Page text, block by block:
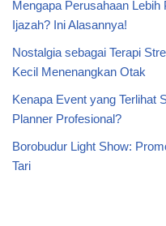
Mengapa Perusahaan
Ijazah? Ini Alasannya!
Nostalgia sebagai Terapi
Kecil Menenangkan Otak
Kenapa Event yang Terlihat
Planner Profesional?
Borobudur Light Show:
Tari